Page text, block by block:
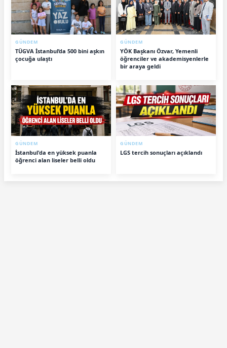
GÜNDEM
TÜGVA İstanbul’da 500 bini aşkın
çocuğa ulaştı
GÜNDEM
YÖK Başkanı Özvar, Yemenli
öğrenciler ve akademisyenlerle
bir araya geldi
GÜNDEM
İstanbul'da en yüksek puanla
öğrenci alan liseler belli oldu
GÜNDEM
LGS tercih sonuçları açıklandı